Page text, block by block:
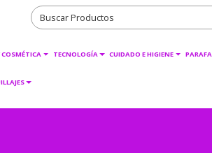
COSMÉTICA TECNOLOGÍA CUIDADO E HIGIENE